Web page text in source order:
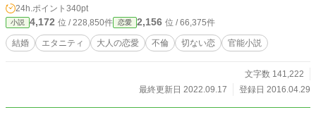
24h.ポイント 340pt
小説 4,172 位 / 228,850件 恋愛 2,156 位 / 66,375件
結婚 エタニティ 大人の恋愛 不倫 切ない恋 官能小説
文字数 141,222
最終更新日 2022.09.17
登録日 2016.04.29